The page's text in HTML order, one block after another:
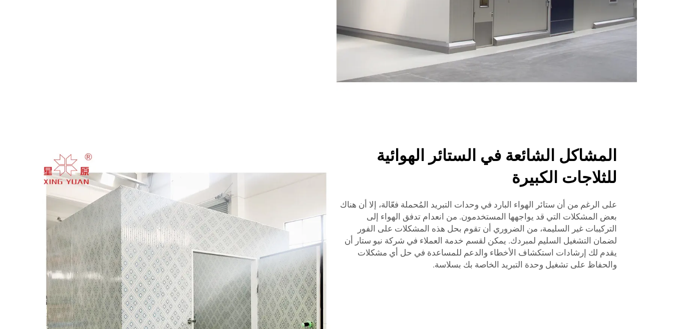
المشاكل الشائعة في الستائر الهوائية
للثلاجات الكبيرة
على الرغم من أن ستائر الهواء البارد في وحدات التبريد المُحملة فعّالة، إلا أن هناك
بعض المشكلات التي قد يواجهها المستخدمون. من انعدام تدفق الهواء إلى
التركيبات غير السليمة، من الضروري أن تقوم بحل هذه المشكلات على الفور
لضمان التشغيل السليم لمبردك. يمكن لقسم خدمة العملاء في شركة نيو ستار أن
يقدم لك إرشادات استكشاف الأخطاء والدعم للمساعدة في حل أي مشكلات
والحفاظ على تشغيل وحدة التبريد الخاصة بك بسلاسة.